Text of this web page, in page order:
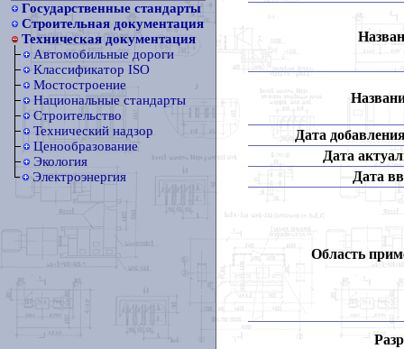
Государственные стандарты
Строительная документация
Техническая документация
Автомобильные дороги
Классификатор ISO
Мостостроение
Национальные стандарты
Строительство
Технический надзор
Ценообразование
Экология
Электроэнергия
Дата
Дата
Дата
Область